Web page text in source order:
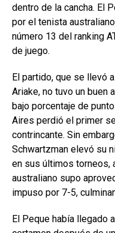
dentro de la cancha. El
por el tenista
número 13 del ranking
de juego.
El partido, que se llevó
Ariake, no tuvo un buen
bajo porcentaje de
Aires perdió el primer
contrincante. Sin
Schwartzman elevó su
en sus últimos torneos,
australiano supo
impuso por 7-5,
El Peque había llegado